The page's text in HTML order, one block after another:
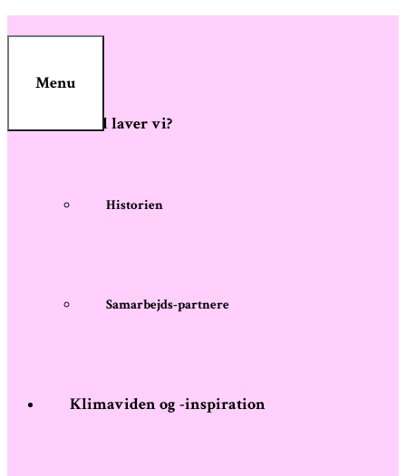
content
Menu
Hvad laver vi?
Historien
Samarbejds-partnere
Klimaviden og -inspiration